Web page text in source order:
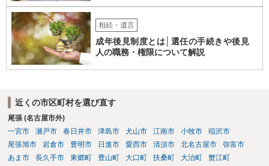
相続・遺言
成年後見制度とは│選任の手続きや後見
人の職務・権限について解説
近くの市区町村を選び直す
尾張 (名古屋市外)
一宮市
瀬戸市 春日井市 津島市 犬山市 江南市 小牧市
稲沢市
尾張旭市
岩倉市 豊明市 日進市 愛西市 清須市 北名古屋市
弥富市
あま市
長久手市 東郷町 豊山町 大口町 扶桑町 大治町
蟹江町